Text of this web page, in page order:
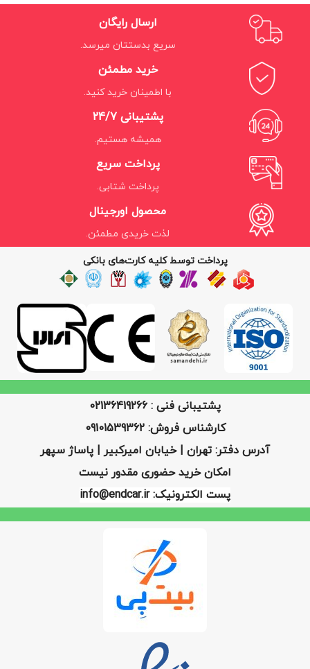
ارسال رایگان
سریع بدستتان میرسد.
خرید مطمئن
با اطمینان خرید کنید.
پشتیبانی 24/7
همیشه هستیم.
پرداخت سریع
پرداخت شتابی.
محصول اورجینال
لذت خریدی مطمئن.
پرداخت توسط کلیه کارت‌های بانکی
پشتیبانی فنی : 02136419266
کارشناس فروش: 09101539362
آدرس دفتر: تهران | خیابان امیرکبیر | پاساژ سپهر
امکان خرید حضوری مقدور نیست
پست الکترونیک: info@endcar.ir